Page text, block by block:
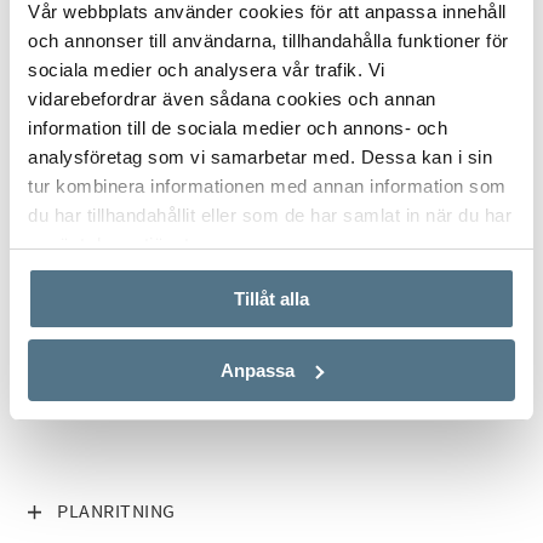
Vår webbplats använder cookies för att anpassa innehåll
och annonser till användarna, tillhandahålla funktioner för
sociala medier och analysera vår trafik. Vi
vidarebefordrar även sådana cookies och annan
information till de sociala medier och annons- och
analysföretag som vi samarbetar med. Dessa kan i sin
tur kombinera informationen med annan information som
du har tillhandahållit eller som de har samlat in när du har
använt deras tjänster.
Tillåt alla
Anpassa
och kombimaskin och rymligt sovrum. Här finns också
trivsam balkong som nås från vardagsrummet/matplatsen.
Inte nog med den moderna och öppna planlösningen
erbjuds även lättmöblerade ytor och närhet till bl.a. affär,
sporthall med restaurang, Östervångsparken som erbjuder
vacker natur och utegym. Dessutom är det cykelavstånd till
centrum och bra pendlingsavstånd till Malmö, Lund och
Sturup.
Här är det bara att flytta in och börja trivas. Välkomna på
Interiör
följt av genomgående parkettgolv. Väggarna är målade i vitt
ALLA BILDER (17)
PLANRITNING
VISA INNEHÅLL